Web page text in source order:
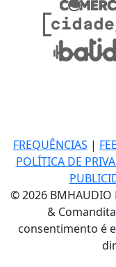
FREQUÊNCIAS |
POLÍTICA DE
© 2026
&
consentimento é